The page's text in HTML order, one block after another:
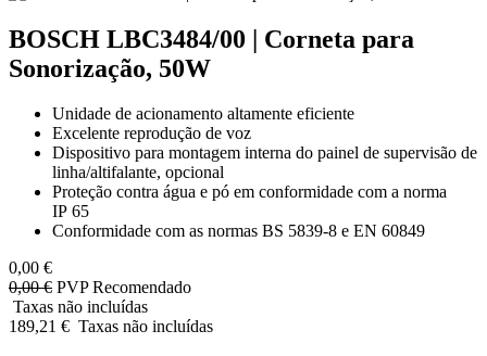
BOSCH LBC3484/00 | Corneta para
Sonorização, 50W
Unidade de acionamento altamente eficiente
Excelente reprodução de voz
Dispositivo para montagem interna do painel de supervisão de
linha/altifalante, opcional
Proteção contra água e pó em conformidade com a norma
IP 65
Conformidade com as normas BS 5839‑8 e EN 60849
0,00 €
0,00€ PVP Recomendado
Taxas não incluídas
189,21 € Taxas não incluídas